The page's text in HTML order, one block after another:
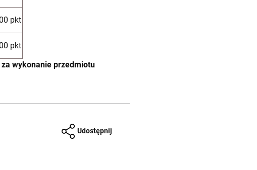
pkt
pkt
wykonanie przedmiotu
Udostępnij